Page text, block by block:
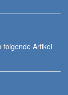
folgende Artikel